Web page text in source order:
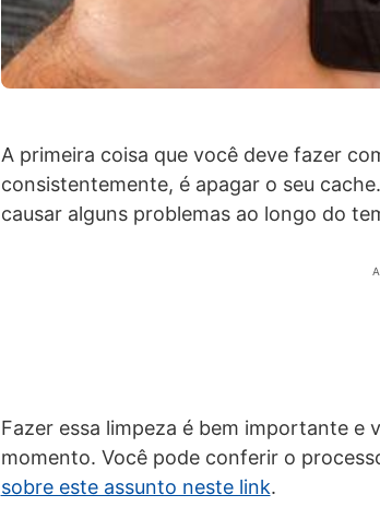
A primeira coisa que você deve fazer
consistentemente, é apagar o seu
causar alguns problemas ao longo do
Fazer essa limpeza é bem importante e
momento. Você pode conferir o
sobre este assunto neste link.